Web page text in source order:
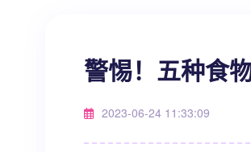
警惕！五种食
2023-06-24 11:33:09